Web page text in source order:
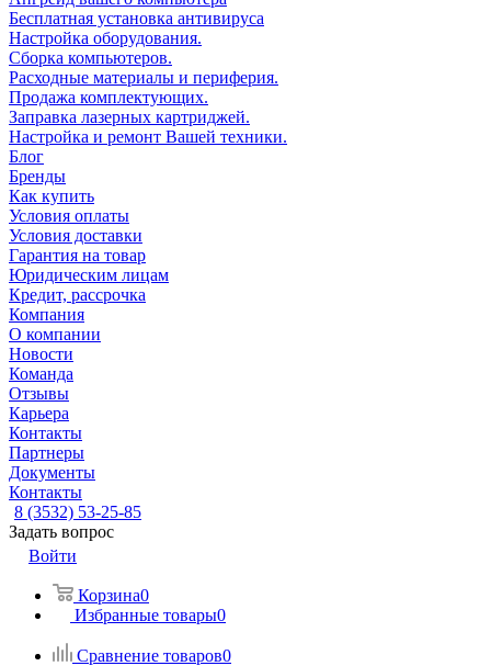
Бесплатная установка антивируса
Настройка оборудования.
Сборка компьютеров.
Расходные материалы и периферия.
Продажа комплектующих.
Заправка лазерных картриджей.
Настройка и ремонт Вашей техники.
Блог
Бренды
Как купить
Условия оплаты
Условия доставки
Гарантия на товар
Юридическим лицам
Кредит, рассрочка
Компания
О компании
Новости
Команда
Отзывы
Карьера
Контакты
Партнеры
Документы
Контакты
8 (3532) 53-25-85
Задать вопрос
Войти
Корзина0
Избранные товары0
Сравнение товаров0